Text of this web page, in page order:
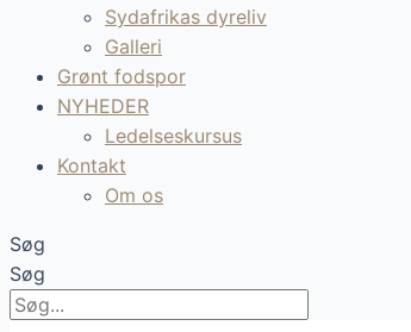
Sydafrikas dyreliv
Galleri
Grønt fodspor
NYHEDER
Ledelseskursus
Kontakt
Om os
Søg
Søg